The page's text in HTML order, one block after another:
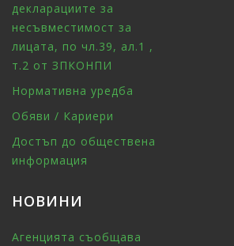
декларациите за
несъвместимост за
лицата, по чл.39, ал.1 ,
т.2 от ЗПКОНПИ
Нормативна уредба
Обяви / Кариери
Достъп до обществена
информация
НОВИНИ
Агенцията съобщава